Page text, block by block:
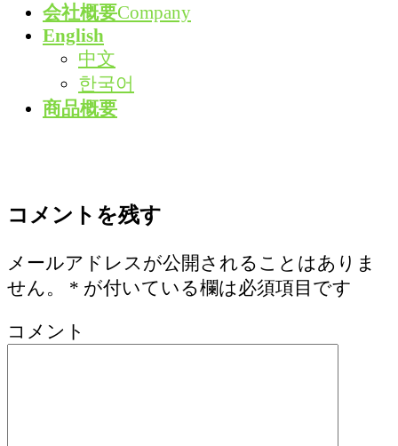
会社概要Company
English
中文
한국어
商品概要
コメントを残す
メールアドレスが公開されることはありま
せん。
* が付いている欄は必須項目です
コメント